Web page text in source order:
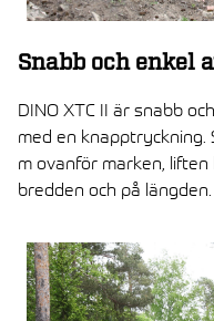
Snabb och enkel
DINO XTC II är snabb
med en
m ovanför marken,
bredden och på längden.